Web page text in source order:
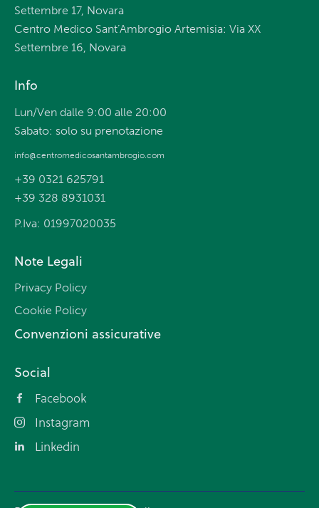
Settembre 17, Novara
Centro Medico Sant’Ambrogio Artemisia: Via XX
Settembre 16, Novara
Info
Lun/Ven dalle 9:00 alle 20:00
Sabato: solo su prenotazione
info@centromedicosantambrogio.com
+39 0321 625791
+39 328 8931031
P.Iva: 01997020035
Note Legali
Privacy Policy
Cookie Policy
Convenzioni assicurative
Social
Facebook
Instagram
Linkedin